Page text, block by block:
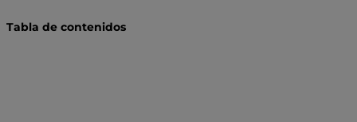
Tabla de contenidos